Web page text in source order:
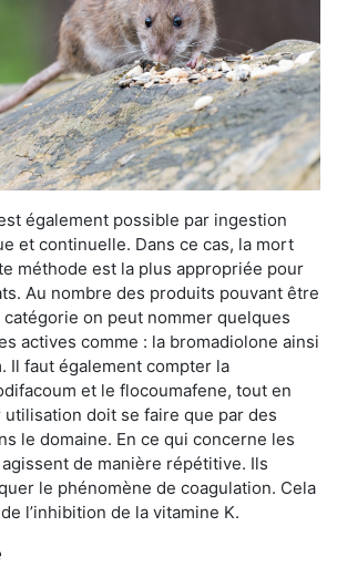
également possible par ingestion
et continuelle. Dans ce cas, la mort
méthode est la plus appropriée pour
Au nombre des produits pouvant être
on peut nommer quelques
actives comme : la bromadiolone ainsi
Il faut également compter la
et le flocoumafene, tout en
doit se faire que par des
le domaine. En ce qui concerne les
de manière répétitive. Ils
le phénomène de coagulation. Cela
l’inhibition de la vitamine K.